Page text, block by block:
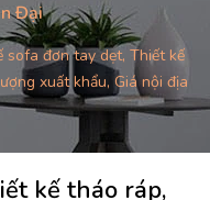
Đại
sofa đơn tay dẹt, Thiết kế
xuất khẩu, Giá nội địa
kế tháo ráp,